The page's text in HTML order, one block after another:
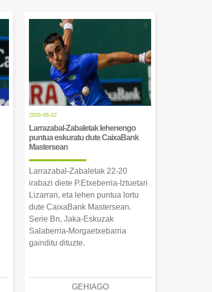
2026-08-02
Larrazabal-Zabaletak lehenengo
puntua eskuratu dute CaixaBank
Mastersean
Larrazabal-Zabaletak 22-20
irabazi diete P.Etxeberria-Iztuetari
Lizarran, eta lehen puntua lortu
dute CaixaBank Mastersean.
Serie Bn, Jaka-Eskuzak
Salaberria-Morgaetxebarria
gainditu dituzte.
GEHIAGO